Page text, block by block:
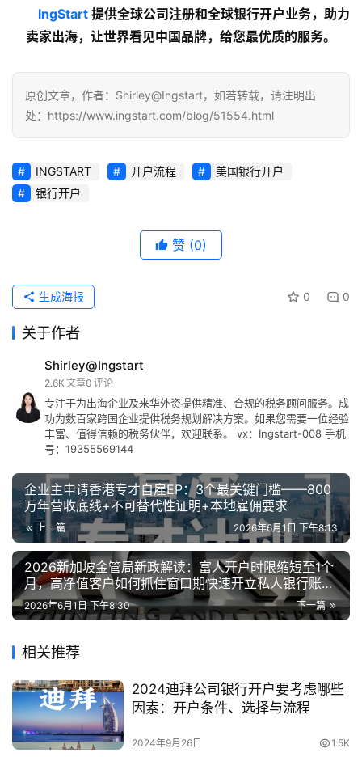
lngStart 提供全球公司注册和全球银行开户业务，助力
卖家出海，让世界看见中国品牌，给您最优质的服务。
原创文章，作者：Shirley@Ingstart，如若转载，请注明出
处：https://www.ingstart.com/blog/51554.html
INGSTART 开户流程
美国银行开户
银行开户
赞 (0)
0 0
生成海报
关于作者
Shirley@Ingstart
2.6K 文章0 评论
专注于为出海企业及来华外资提供精准、合规的税务顾问服务。成
功为数百家跨国企业提供税务规划解决方案。如果您需要一位经验
丰富、值得信赖的税务伙伴，欢迎联系。 vx：Ingstart-008 手机
号：19355569144
企业主申请香港专才自雇EP：3个最关键门槛——800
万年营收底线+不可替代性证明+本地雇佣要求
上一篇 2026年6月1日 下午8:13
2026新加坡金管局新政解读：富人开户时限缩短至1个
月，高净值客户如何抓住窗口期快速开立私人银行账
户？
下一篇
2026年6月1日 下午8:30
相关推荐
2024迪拜公司银行开户要考虑哪些
因素：开户条件、选择与流程
2024年9月26日 1.5K